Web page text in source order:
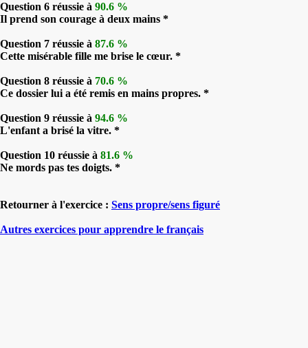
Question 6 réussie à 90.6 %
Il prend son courage à deux mains *
Question 7 réussie à 87.6 %
Cette misérable fille me brise le cœur. *
Question 8 réussie à 70.6 %
Ce dossier lui a été remis en mains propres. *
Question 9 réussie à 94.6 %
L'enfant a brisé la vitre. *
Question 10 réussie à 81.6 %
Ne mords pas tes doigts. *
Retourner à l'exercice : Sens propre/sens figuré
Autres exercices pour apprendre le français